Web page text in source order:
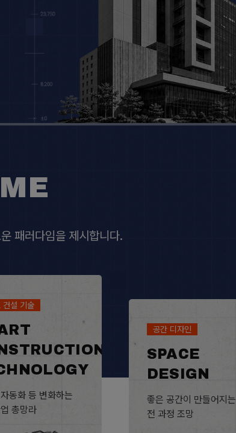
패러다임을 제시합니다.
건설 기술
동화 등 변화하는
총망라
공간 디자인
SPACE
DESIGN
좋은 공간이 만들어지는
전 과정 조망